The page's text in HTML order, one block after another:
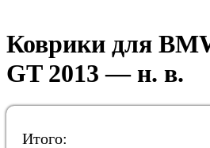
Коврики для
GT 2013 — н. в.
Итого: